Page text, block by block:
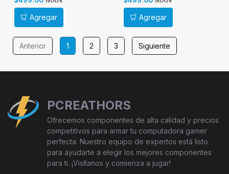
Agregar Agregar
Anterior 1 2 3 Siguiente
PCREATHORS
Ofrecemos componentes de alta calidad y precios
competitivos para armar tu computadora gamer
perfecta. Nuestro equipo de expertos está listo
para ayudarte a elegir los mejores componentes
para ti. ¡Visítanos y comienza a jugar!